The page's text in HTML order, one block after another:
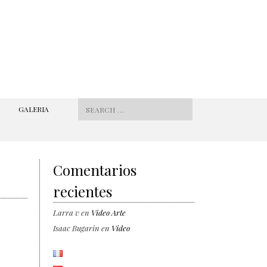
GALERIA Search for:
Comentarios
recientes
Larra ven Video Arte
Isaac Bugarin en Video